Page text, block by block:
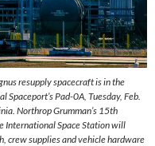
resupply spacecraft is in the
Pad-0A, Tuesday, Feb.
Northrop Grumman’s 15th
International Space Station will
crew supplies and vehicle hardware